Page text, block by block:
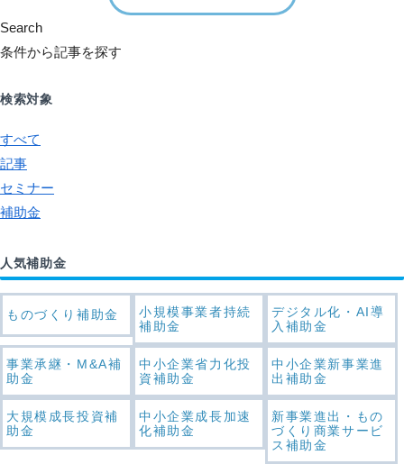
Search
条件から記事を探す
検索対象
すべて
記事
セミナー
補助金
人気補助金
ものづくり補助金
小規模事業者持続
補助金
デジタル化・AI導
入補助金
事業承継・M&A補
助金
中小企業省力化投
資補助金
中小企業新事業進
出補助金
大規模成長投資補
助金
中小企業成長加速
化補助金
新事業進出・もの
づくり商業サービ
ス補助金